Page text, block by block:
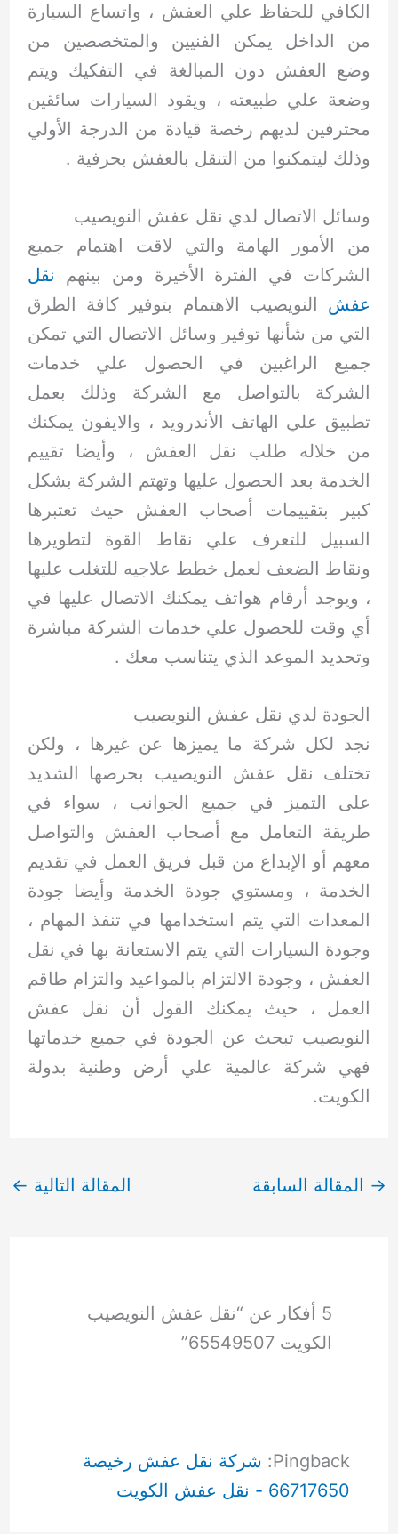
الكافي للحفاظ علي العفش ، واتساع السيارة
من الداخل يمكن الفنيين والمتخصصين من
وضع العفش دون المبالغة في التفكيك ويتم
وضعة علي طبيعته ، ويقود السيارات سائقين
محترفين لديهم رخصة قيادة من الدرجة الأولي
وذلك ليتمكنوا من التنقل بالعفش بحرفية .
وسائل الاتصال لدي نقل عفش النويصيب
من الأمور الهامة والتي لاقت اهتمام جميع
الشركات في الفترة الأخيرة ومن بينهم نقل
عفش النويصيب الاهتمام بتوفير كافة الطرق
التي من شأنها توفير وسائل الاتصال التي تمكن
جميع الراغبين في الحصول علي خدمات
الشركة بالتواصل مع الشركة وذلك بعمل
تطبيق علي الهاتف الأندرويد ، والايفون يمكنك
من خلاله طلب نقل العفش ، وأيضا تقييم
الخدمة بعد الحصول عليها وتهتم الشركة بشكل
كبير بتقييمات أصحاب العفش حيث تعتبرها
السبيل للتعرف علي نقاط القوة لتطويرها
ونقاط الضعف لعمل خطط علاجيه للتغلب عليها
، ويوجد أرقام هواتف يمكنك الاتصال عليها في
أي وقت للحصول علي خدمات الشركة مباشرة
وتحديد الموعد الذي يتناسب معك .
الجودة لدي نقل عفش النويصيب
نجد لكل شركة ما يميزها عن غيرها ، ولكن
تختلف نقل عفش النويصيب بحرصها الشديد
على التميز في جميع الجوانب ، سواء في
طريقة التعامل مع أصحاب العفش والتواصل
معهم أو الإبداع من قبل فريق العمل في تقديم
الخدمة ، ومستوي جودة الخدمة وأيضا جودة
المعدات التي يتم استخدامها في تنفذ المهام ،
وجودة السيارات التي يتم الاستعانة بها في نقل
العفش ، وجودة الالتزام بالمواعيد والتزام طاقم
العمل ، حيث يمكنك القول أن نقل عفش
النويصيب تبحث عن الجودة في جميع خدماتها
فهي شركة عالمية علي أرض وطنية بدولة
الكويت.
→ المقالة السابقة المقالة التالية ←
5 أفكار عن “نقل عفش النويصيب
الكويت 65549507”
Pingback: شركة نقل عفش رخيصة
66717650 - نقل عفش الكويت